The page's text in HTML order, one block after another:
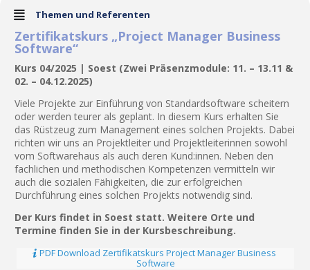
Themen und Referenten
Zertifikatskurs „Project Manager Business
Software“
Kurs 04/2025 | Soest (Zwei Präsenzmodule: 11. – 13.11 &
02. – 04.12.2025)
Viele Projekte zur Einführung von Standardsoftware scheitern
oder werden teurer als geplant. In diesem Kurs erhalten Sie
das Rüstzeug zum Management eines solchen Projekts. Dabei
richten wir uns an Projektleiter und Projektleiterinnen sowohl
vom Softwarehaus als auch deren Kund:innen. Neben den
fachlichen und methodischen Kompetenzen vermitteln wir
auch die sozialen Fähigkeiten, die zur erfolgreichen
Durchführung eines solchen Projekts notwendig sind.
Der Kurs findet in Soest statt. Weitere Orte und
Termine finden Sie in der Kursbeschreibung.
PDF Download Zertifikatskurs Project Manager Business
Software